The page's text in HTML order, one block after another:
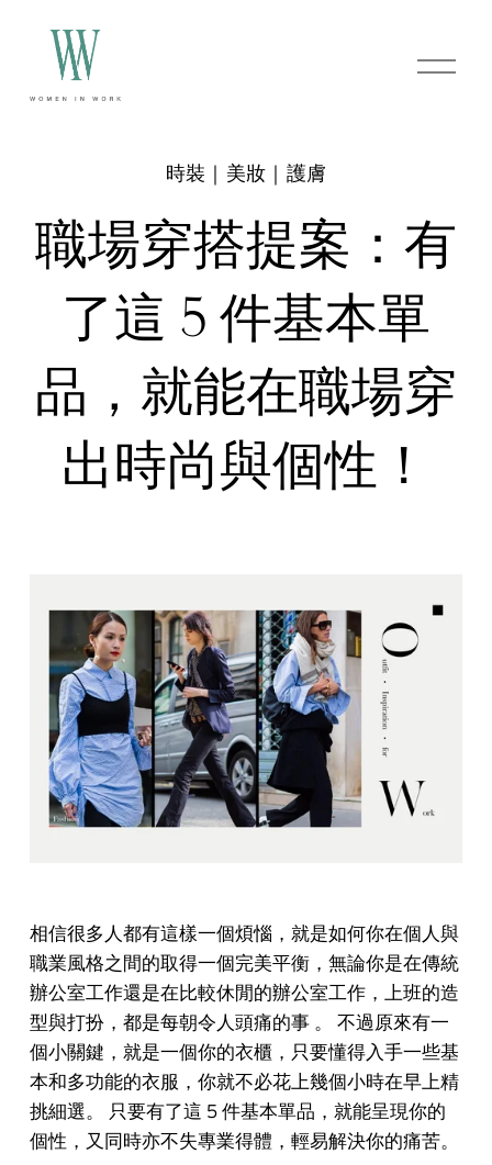
O
p
職場穿搭提案：有
了這 5 件基本單
品，就能在職場穿
出時尚與個性！
時裝｜美妝｜護膚
相信很多人都有這樣一個煩惱，就是如何你在個人與
職業風格之間的取得一個完美平衡，無論你是在傳統
辦公室工作還是在比較休閒的辦公室工作，上班的造
型與打扮，都是每朝令人頭痛的事 。 不過原來有一
個小關鍵，就是一個你的衣櫃，只要懂得入手一些基
本和多功能的衣服，你就不必花上幾個小時在早上精
挑細選。 只要有了這 5 件基本單品，就能呈現你的
個性，又同時亦不失專業得體，輕易解決你的痛苦。